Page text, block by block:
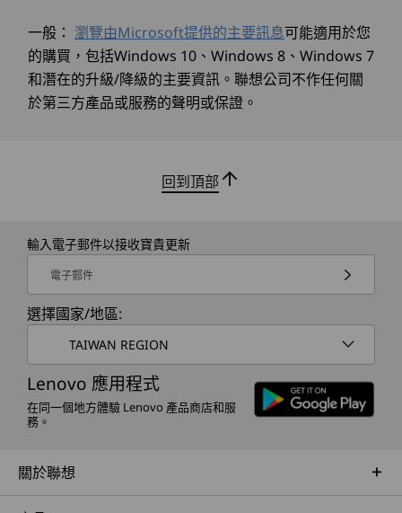
透過 ThinkShield 的軟硬體安全性解決方案，提升
企業能力。 獨立可信平臺模組 (dTPM) 提供資料加
密，同時 AMD Pluton 解決方案可增強資料完整
體積
1L
重量
1.11 公斤 / 2.45起
Luna Grey（IO 板和塑質前蓋）
永續發展
材料
機殼中 85% 採用消費後廢棄物 (PCC) 回收丙烯腈-丁二烯-
散熱外殼中 70% 採用後工業廢棄物 (PIC)
緩衝物中 60% 採用回收後工業廢棄物 (PIC) 塑膠
提供永續且高效節能的解決方案。
一般： 瀏覽由Microsoft提供的主要訊息可能適用於您
的購買，包括Windows 10、Windows 8、Windows 7
和潛在的升級/降級的主要資訊。聯想公司不作任何關
於第三方產品或服務的聲明或保證。
回到頂部
輸入電子郵件以接收寶貴更新
電子郵件
選擇國家/地區:
TAIWAN REGION
Lenovo 應用程式
在同一個地方體驗 Lenovo 產品商店和服
務。
關於聯想